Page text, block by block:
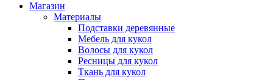
Магазин
Материалы
Подставки деревянные
Мебель для кукол
Волосы для кукол
Ресницы для кукол
Ткань для кукол